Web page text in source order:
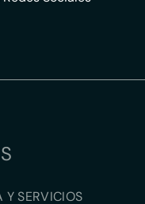
Y SERVICIOS